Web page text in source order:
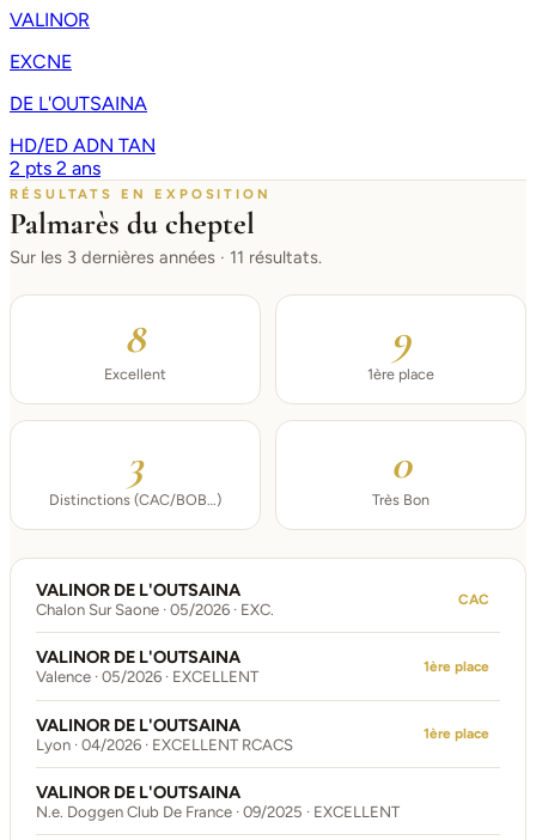
VALINOR
EXCNE
DE L'OUTSAINA
HD/ED ADN TAN
2 pts 2 ans
RÉSULTATS EN EXPOSITION
Palmarès du cheptel
Sur les 3 dernières années · 11 résultats.
8
Excellent
9
1ère place
3
Distinctions (CAC/BOB…)
0
Très Bon
VALINOR DE L'OUTSAINA
Chalon Sur Saone · 05/2026 · EXC.
CAC
VALINOR DE L'OUTSAINA
Valence · 05/2026 · EXCELLENT
1ère place
VALINOR DE L'OUTSAINA
Lyon · 04/2026 · EXCELLENT RCACS
1ère place
VALINOR DE L'OUTSAINA
N.e. Doggen Club De France · 09/2025 · EXCELLENT